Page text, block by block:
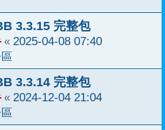
3.3.15 完整包
« 2025-04-08 07:40
3.3.14 完整包
« 2024-12-04 21:04